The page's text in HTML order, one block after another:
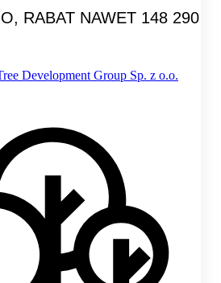
RABAT NAWET 148 290
Development Group Sp. z o.o.